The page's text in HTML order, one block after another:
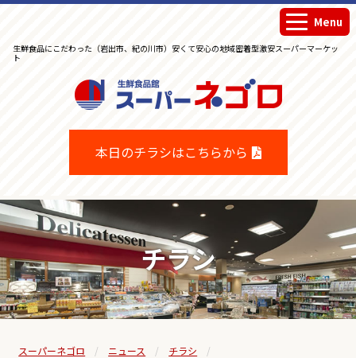
生鮮食品にこだわった（岩出市、紀の川市）安くて安心の地域密着型激安スーパーマーケッ
ト
本日のチラシはこちらから
Menu
チラシ
スーパーネゴロ ニュース
チラシ